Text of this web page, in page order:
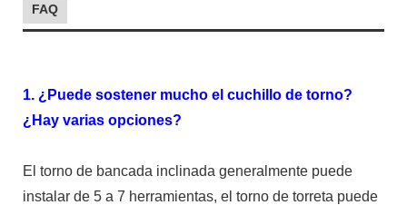
FAQ
1. ¿Puede sostener mucho el cuchillo de torno?
¿Hay varias opciones?
El torno de bancada inclinada generalmente puede
instalar de 5 a 7 herramientas, el torno de torreta puede